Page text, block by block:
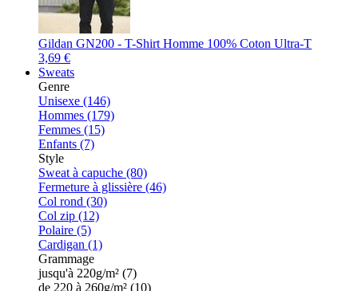
Gildan GN200 - T-Shirt Homme 100% Coton Ultra-T
3,69 €
Sweats
Genre
Unisexe (146)
Hommes (179)
Femmes (15)
Enfants (7)
Style
Sweat à capuche (80)
Fermeture à glissière (46)
Col rond (30)
Col zip (12)
Polaire (5)
Cardigan (1)
Grammage
jusqu'à 220g/m² (7)
de 220 à 260g/m² (10)